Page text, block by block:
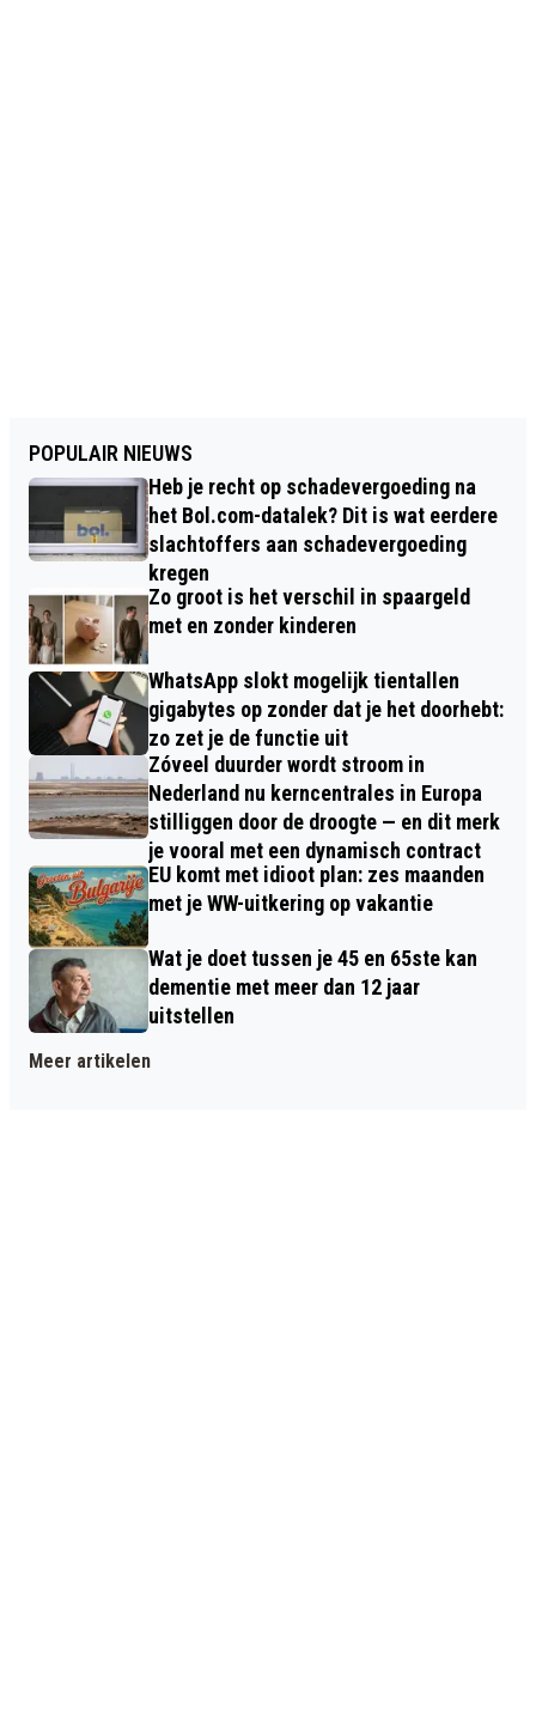
POPULAIR NIEUWS
Heb je recht op schadevergoeding na
het Bol.com-datalek? Dit is wat eerdere
slachtoffers aan schadevergoeding
kregen
Zo groot is het verschil in spaargeld
met en zonder kinderen
WhatsApp slokt mogelijk tientallen
gigabytes op zonder dat je het doorhebt:
zo zet je de functie uit
Zóveel duurder wordt stroom in
Nederland nu kerncentrales in Europa
stilliggen door de droogte — en dit merk
je vooral met een dynamisch contract
EU komt met idioot plan: zes maanden
met je WW-uitkering op vakantie
Wat je doet tussen je 45 en 65ste kan
dementie met meer dan 12 jaar
uitstellen
Meer artikelen